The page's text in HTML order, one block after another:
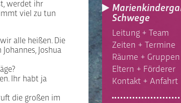
Schwege
Leitung + Team
Zeiten + Termine
Räume + Gruppen
Eltern + Förderer
Kontakt + Anfahrt
werdet ihr
viel zu tun
alle heißen. Die
Joshua
Ihr habt ja
die großen im